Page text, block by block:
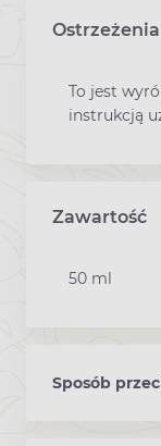
Ostrzeżenia
To jest
instrukcją
Zawartość
50 ml
Sposób